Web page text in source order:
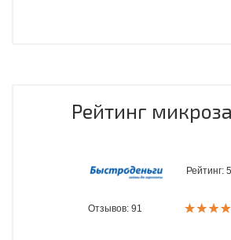
Рейтинг
Рейтинг: 5
Отзывов: 91